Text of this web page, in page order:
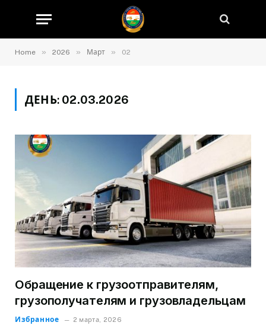
Home » 2026 » Март » 02
ДЕНЬ: 02.03.2026
Обращение к грузоотправителям,
грузополучателям и грузовладельцам
Избранное 2 марта, 2026